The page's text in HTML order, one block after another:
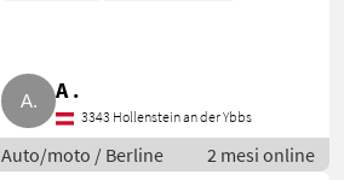
A .
3343 Hollenstein an der Ybbs
Auto/moto / Berline 2 mesi online